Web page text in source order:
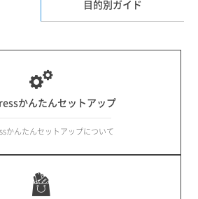
目的別ガイド
かんたんセットアップ
かんたんセットアップについて